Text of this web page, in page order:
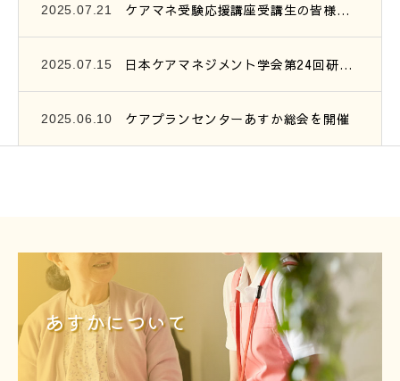
2025.07.21 ケアマネ受験応援講座受講生の皆様へ、連絡です。
2025.07.15 日本ケアマネジメント学会第24回研究大会参加報告
2025.06.10 ケアプランセンターあすか総会を開催
あすかについて